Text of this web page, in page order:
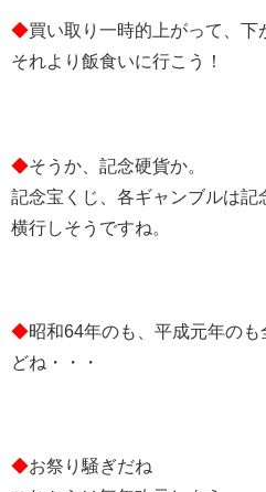
◆買い取り一時的上がって、下
それより飯食いに行こう！
◆そうか、記念硬貨か。
記念宝くじ、各ギャンブルは
横行しそうですね。
◆昭和64年のも、平成元年の
どね・・・
◆お祭り騒ぎだね